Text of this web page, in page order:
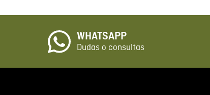
WHATSAPP
Dudas o consultas